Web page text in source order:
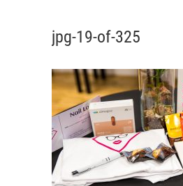
jpg-19-of-325